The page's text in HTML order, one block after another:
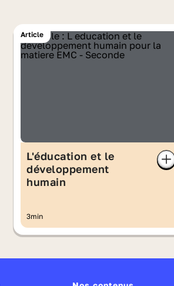
Article
L'éducation et le
développement
humain
3min